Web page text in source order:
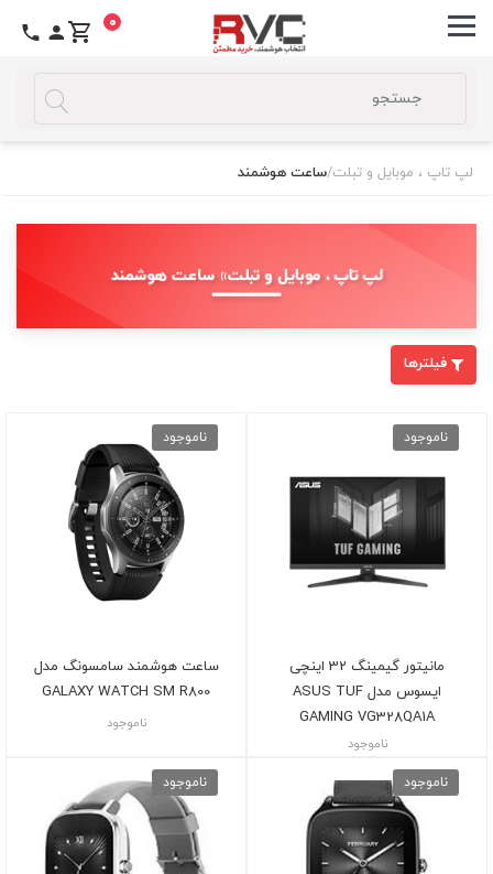
0
لپ تاپ ، موبایل و تبلت/ساعت هوشمند
لپ تاپ ، موبایل و تبلت » ساعت هوشمند
فیلترها
ناموجود
مانیتور گیمینگ 32 اینچی
ایسوس مدل ASUS TUF
GAMING VG328QA1A
ناموجود
ناموجود
ساعت هوشمند سامسونگ مدل
GALAXY WATCH SM R800
ناموجود
ناموجود ناموجود